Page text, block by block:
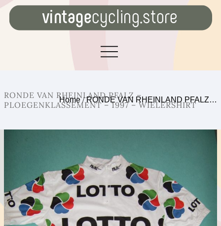
RONDE VAN RHEINLAND PFALZ –
PLOEGENKLASSEMENT – 1997 – WIELERSHIRT
Home/RONDE VAN RHEINLAND PFALZ…